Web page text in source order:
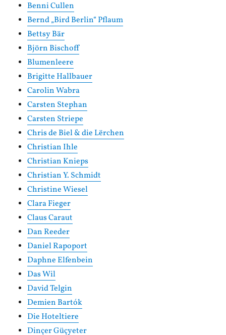
Benni Cullen
Bernd „Bird Berlin“ Pflaum
Bettsy Bär
Björn Bischoff
Blumenleere
Brigitte Hallbauer
Carolin Wabra
Carsten Stephan
Carsten Striepe
Chris de Biel & die Lërchen
Christian Ihle
Christian Knieps
Christian Y. Schmidt
Christine Wiesel
Clara Fieger
Claus Caraut
Dan Reeder
Daniel Rapoport
Daphne Elfenbein
Das Wil
David Telgin
Demien Bartók
Die Hoteltiere
Dinçer Güçyeter